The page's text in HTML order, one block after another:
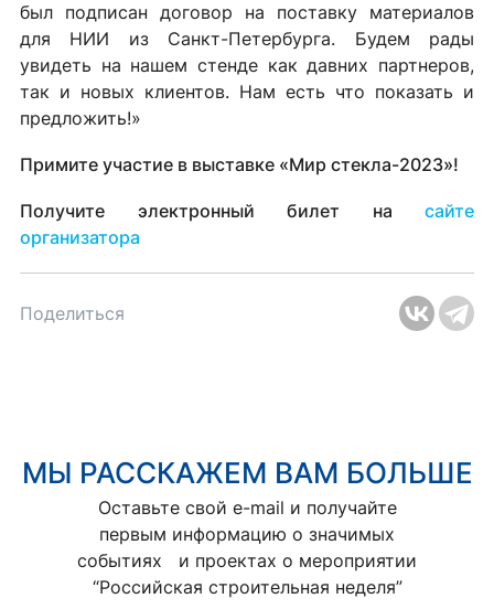
был подписан договор на поставку материалов
для НИИ из Санкт-Петербурга. Будем рады
увидеть на нашем стенде как давних партнеров,
так и новых клиентов. Нам есть что показать и
предложить!»
Примите участие в выставке «Мир стекла-2023»!
Получите электронный билет на сайте
организатора
Поделиться
МЫ РАССКАЖЕМ ВАМ БОЛЬШЕ
Оставьте свой e-mail и получайте
первым информацию о значимых
событиях и проектах о мероприятии
“Российская строительная неделя”